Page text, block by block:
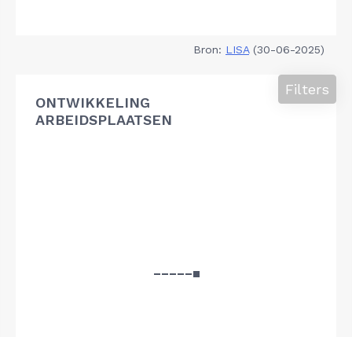
Bron: LISA(30-06-2025)
ONTWIKKELING
ARBEIDSPLAATSEN
Filters